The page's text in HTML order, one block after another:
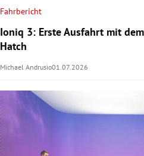
Fahrbericht
Ioniq 3: Erste Ausfahrt mit
Hatch
Michael Andrusio01.07.2026